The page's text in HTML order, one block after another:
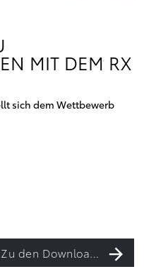
MIT DEM RX
sich dem Wettbewerb
Zu den Downloads